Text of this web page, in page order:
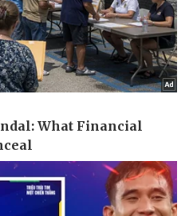
Quân sự - Quốc phòng
Vũ khí
Việt Nam